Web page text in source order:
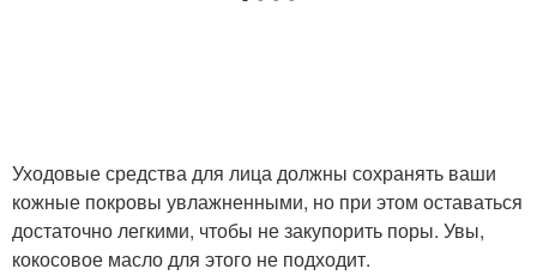
Уходовые средства для лица должны сохранять ваши
кожные покровы увлажненными, но при этом оставаться
достаточно легкими, чтобы не закупорить поры. Увы,
кокосовое масло для этого не подходит.